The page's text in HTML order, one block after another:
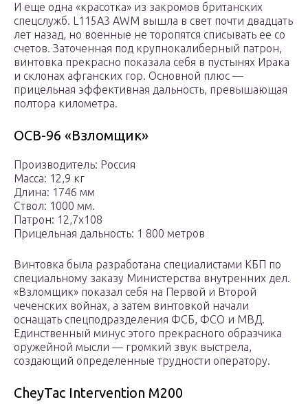
И еще одна «красотка» из закромов британских
спецслужб. L115A3 AWM вышла в свет почти двадцать
лет назад, но военные не торопятся списывать ее со
счетов. Заточенная под крупнокалиберный патрон,
винтовка прекрасно показала себя в пустынях Ирака
и склонах афганских гор. Основной плюс —
прицельная эффективная дальность, превышающая
полтора километра.
ОСВ-96 «Взломщик»
Производитель: Россия
Масса: 12,9 кг
Длина: 1746 мм
Ствол: 1000 мм.
Патрон: 12,7х108
Прицельная дальность: 1 800 метров
Винтовка была разработана специалистами КБП по
специальному заказу Министерства внутренних дел.
«Взломщик» показал себя на Первой и Второй
чеченских войнах, а затем винтовкой начали
оснащать спецподразделения ФСБ, ФСО и МВД.
Единственный минус этого прекрасного образчика
оружейной мысли — громкий звук выстрела,
создающий определенные трудности оператору.
CheyTac Intervention М200